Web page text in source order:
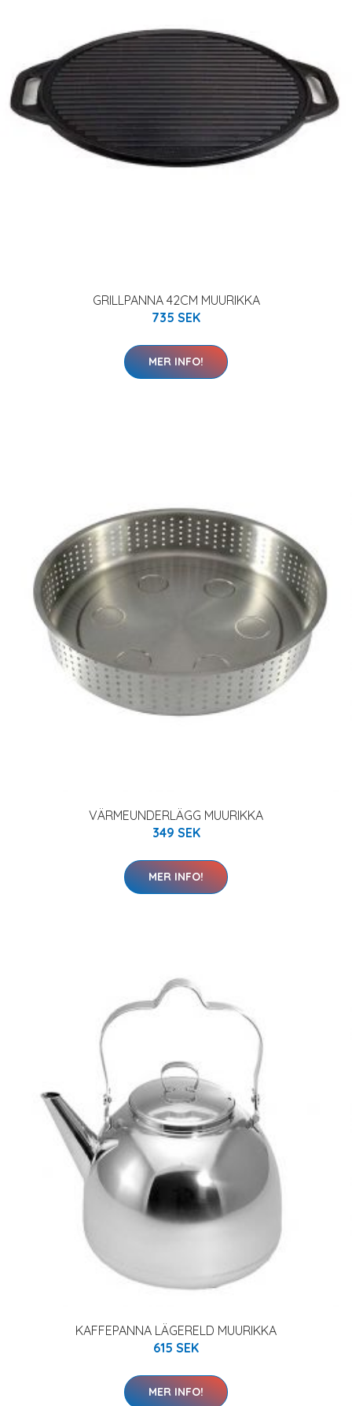
GRILLPANNA 42CM MUURIKKA
735 SEK
MER INFO!
VÄRMEUNDERLÄGG MUURIKKA
349 SEK
MER INFO!
KAFFEPANNA LÄGERELD MUURIKKA
615 SEK
MER INFO!